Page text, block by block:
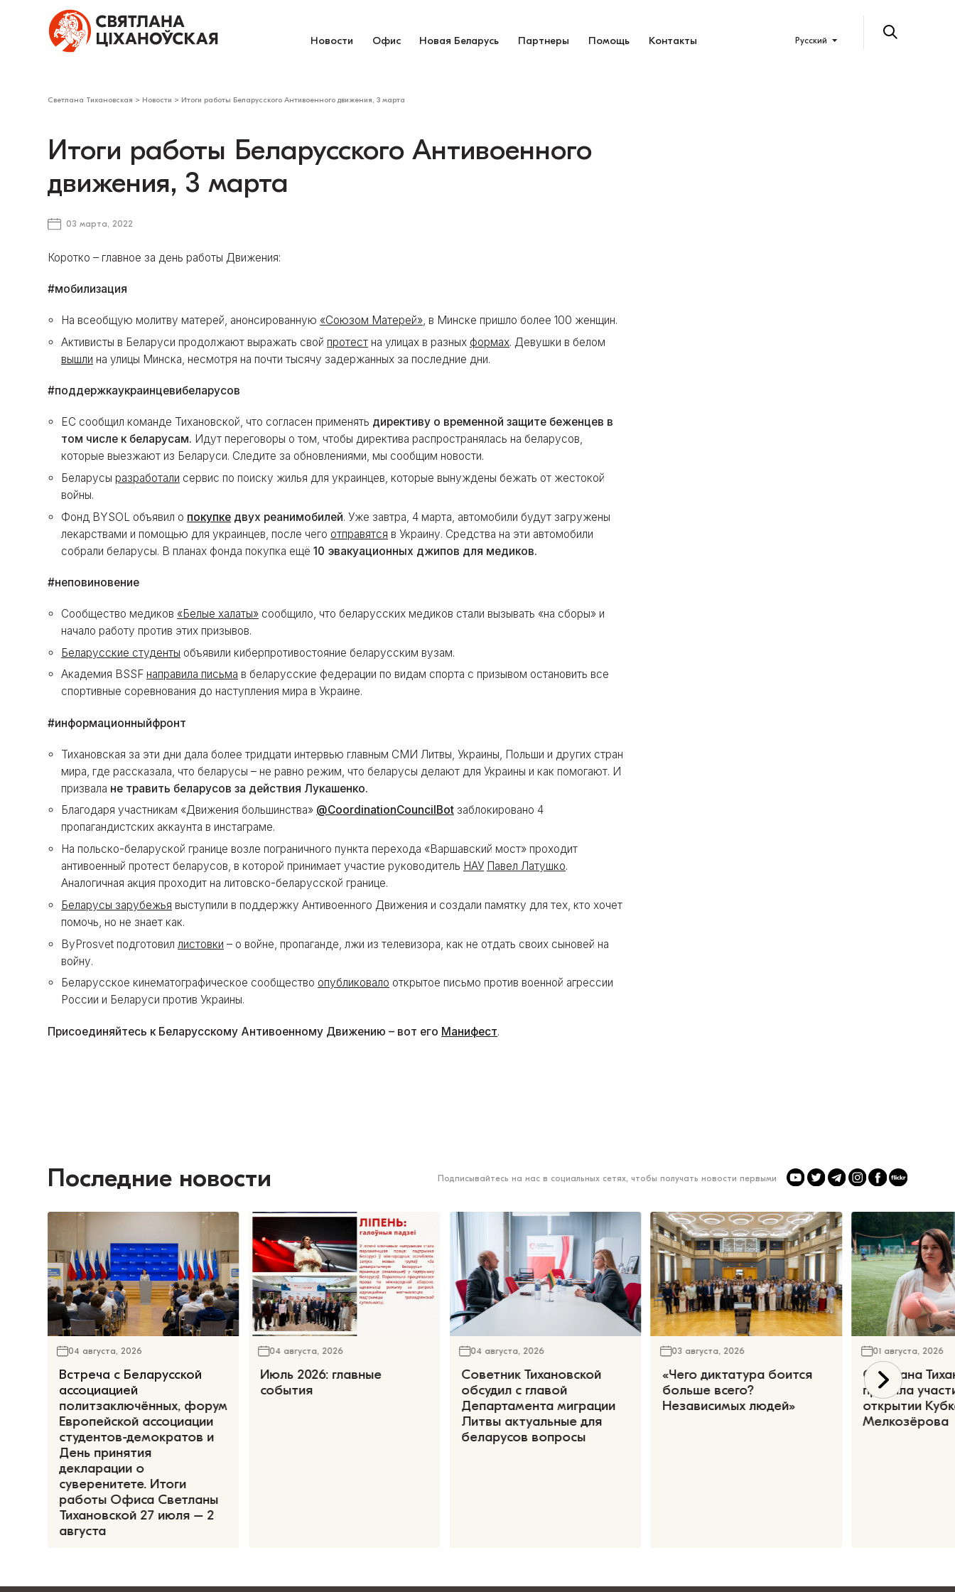
Новости Офис Новая Беларусь Партнеры Помощь Контакты Русский
Светлана Тихановская > Новости > Итоги работы Беларусского Антивоенного движения, 3 марта
Итоги работы Беларусского Антивоенного
движения, 3 марта
03 марта, 2022
Коротко – главное за день работы Движения:
#мобилизация
На всеобщую молитву матерей, анонсированную «Союзом Матерей», в Минске пришло более 100 женщин.
Активисты в Беларуси продолжают выражать свой протест на улицах в разных формах. Девушки в белом
вышли на улицы Минска, несмотря на почти тысячу задержанных за последние дни.
#поддержкаукраинцевибеларусов
ЕС сообщил команде Тихановской, что согласен применять директиву о временной защите беженцев в
том числе к беларусам. Идут переговоры о том, чтобы директива распространялась на беларусов,
которые выезжают из Беларуси. Следите за обновлениями, мы сообщим новости.
Беларусы разработали сервис по поиску жилья для украинцев, которые вынуждены бежать от жестокой
войны.
Фонд BYSOL объявил о покупке двух реанимобилей. Уже завтра, 4 марта, автомобили будут загружены
лекарствами и помощью для украинцев, после чего отправятся в Украину. Средства на эти автомобили
собрали беларусы. В планах фонда покупка ещё 10 эвакуационных джипов для медиков.
#неповиновение
Сообщество медиков «Белые халаты» сообщило, что беларусских медиков стали вызывать «на сборы» и
начало работу против этих призывов.
Беларусские студенты объявили киберпротивостояние беларусским вузам.
Академия BSSF направила письма в беларусские федерации по видам спорта с призывом остановить все
спортивные соревнования до наступления мира в Украине.
#информационныйфронт
Тихановская за эти дни дала более тридцати интервью главным СМИ Литвы, Украины, Польши и других стран
мира, где рассказала, что беларусы – не равно режим, что беларусы делают для Украины и как помогают. И
призвала не травить беларусов за действия Лукашенко.
Благодаря участникам «Движения большинства» @CoordinationCouncilBot заблокировано 4
пропагандистских аккаунта в инстаграме.
На польско-беларуской границе возле пограничного пункта перехода «Варшавский мост» проходит
антивоенный протест беларусов, в которой принимает участие руководитель НАУ Павел Латушко.
Аналогичная акция проходит на литовско-беларусской границе.
Беларусы зарубежья выступили в поддержку Антивоенного Движения и создали памятку для тех, кто хочет
помочь, но не знает как.
ByProsvet подготовил листовки – о войне, пропаганде, лжи из телевизора, как не отдать своих сыновей на
войну.
Беларусское кинематографическое сообщество опубликовало открытое письмо против военной агрессии
России и Беларуси против Украины.
Присоединяйтесь к Беларусскому Антивоенному Движению – вот его Манифест.
Последние новости Подписывайтесь на нас в социальных сетях, чтобы получать новости первыми
04 августа, 2026
Встреча с Беларусской
ассоциацией
политзаключённых, форум
Европейской ассоциации
студентов-демократов и
День принятия
декларации о
суверенитете. Итоги
работы Офиса Светланы
Тихановской 27 июля – 2
августа
04 августа, 2026
Июль 2026: главные
события
04 августа, 2026
Советник Тихановской
обсудил с главой
Департамента миграции
Литвы актуальные для
беларусов вопросы
03 августа, 2026
«Чего диктатура боится
больше всего?
Независимых людей»
01 августа, 2026
Светлана
приняла
открытии
Мелкозёрова